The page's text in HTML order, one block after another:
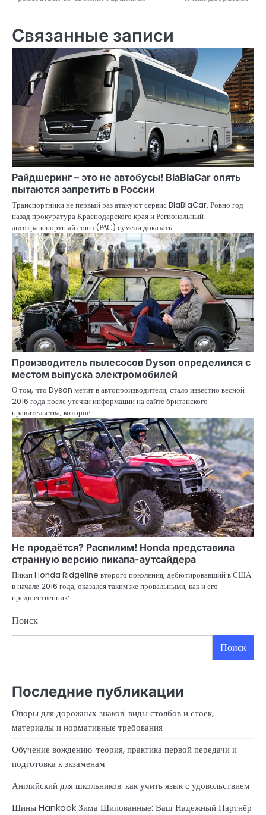
по
записям
Связанные записи
Райдшеринг – это не автобусы! BlaBlaCar опять
пытаются запретить в России
Транспортники не первый раз атакуют сервис BlaBlaCar. Ровно год
назад прокуратура Краснодарского края и Региональный
автотранспортный союз (РАС) сумели доказать…
Производитель пылесосов Dyson определился с
местом выпуска электромобилей
О том, что Dyson метит в автопроизводители, стало известно весной
2016 года после утечки информации на сайте британского
правительства, которое…
Не продаётся? Распилим! Honda представила
странную версию пикапа-аутсайдера
Пикап Honda Ridgeline второго поколения, дебютировавший в США
в начале 2016 года, оказался таким же провальными, как и его
предшественник:…
Поиск
Поиск
Последние публикации
Опоры для дорожных знаков: виды столбов и стоек,
материалы и нормативные требования
Обучение вождению: теория, практика первой передачи и
подготовка к экзаменам
Английский для школьников: как учить язык с удовольствием
Шины Hankook Зима Шипованные: Ваш Надежный Партнёр